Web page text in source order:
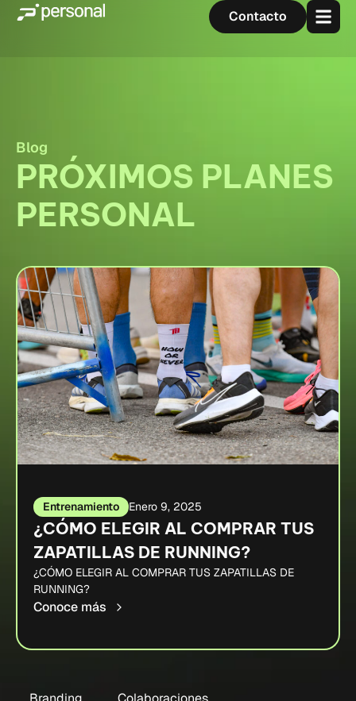
Contacto
Blog
PRÓXIMOS PLANES
PERSONAL
Entrenamiento Enero 9, 2025
¿CÓMO ELEGIR AL COMPRAR TUS
ZAPATILLAS DE RUNNING?
¿CÓMO ELEGIR AL COMPRAR TUS ZAPATILLAS DE
RUNNING?
Conoce más